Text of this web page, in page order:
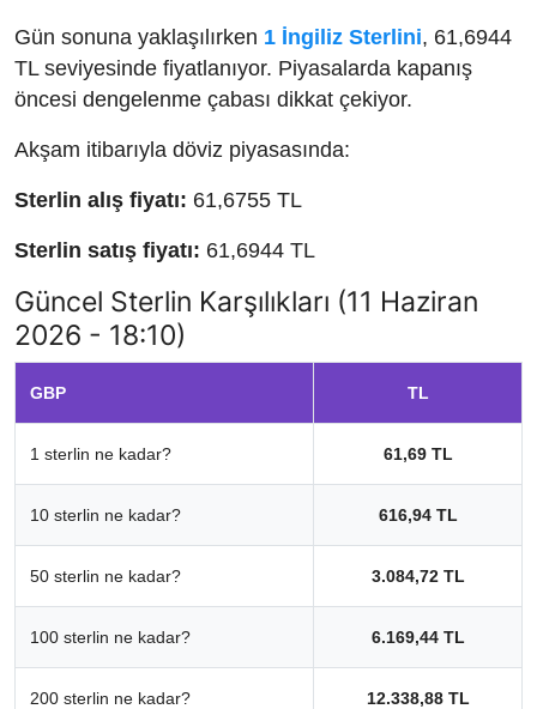
Gün sonuna yaklaşılırken 1 İngiliz Sterlini, 61,6944
TL seviyesinde fiyatlanıyor. Piyasalarda kapanış
öncesi dengelenme çabası dikkat çekiyor.
Akşam itibarıyla döviz piyasasında:
Sterlin alış fiyatı: 61,6755 TL
Sterlin satış fiyatı: 61,6944 TL
Güncel Sterlin Karşılıkları (11 Haziran
2026 - 18:10)
GBP TL
1 sterlin ne kadar? 61,69 TL
10 sterlin ne kadar? 616,94 TL
50 sterlin ne kadar? 3.084,72 TL
100 sterlin ne kadar? 6.169,44 TL
200 sterlin ne kadar? 12.338,88 TL